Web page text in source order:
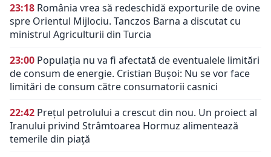
23:18 România vrea să redeschidă exporturile de ovine
spre Orientul Mijlociu. Tanczos Barna a discutat cu
ministrul Agriculturii din Turcia
23:00 Populația nu va fi afectată de eventualele limitări
de consum de energie. Cristian Bușoi: Nu se vor face
limitări de consum către consumatorii casnici
22:42 Prețul petrolului a crescut din nou. Un proiect al
Iranului privind Strâmtoarea Hormuz alimentează
temerile din piață